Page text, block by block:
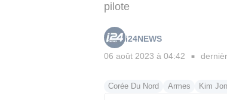
pilote
i24NEWS
06 août 2023 à 04:42 ■
Corée Du Nord Armes Kim